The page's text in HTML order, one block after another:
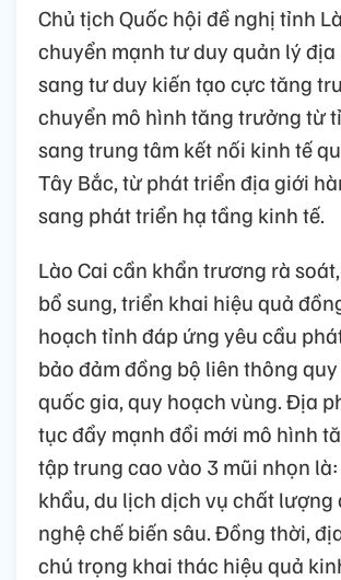
Chủ tịch Quốc hội đề nghị tỉnh
chuyển mạnh tư duy quản lý
sang tư duy kiến tạo cực tăng
chuyển mô hình tăng trưởng từ
sang trung tâm kết nối kinh tế
Tây Bắc, từ phát triển địa giới
sang phát triển hạ tầng kinh tế.
Lào Cai cần khẩn trương rà
bổ sung, triển khai hiệu quả
hoạch tỉnh đáp ứng yêu cầu
bảo đảm đồng bộ liên thông
quốc gia, quy hoạch vùng. Địa
tục đẩy mạnh đổi mới mô hình
tập trung cao vào 3 mũi nhọn
khẩu, du lịch dịch vụ chất lượng
nghệ chế biến sâu. Đồng thời,
chú trọng khai thác hiệu quả